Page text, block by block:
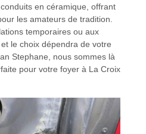
en céramique, offrant
les amateurs de tradition.
temporaires ou aux
le choix dépendra de votre
Stephane, nous sommes là
pour votre foyer à La Croix